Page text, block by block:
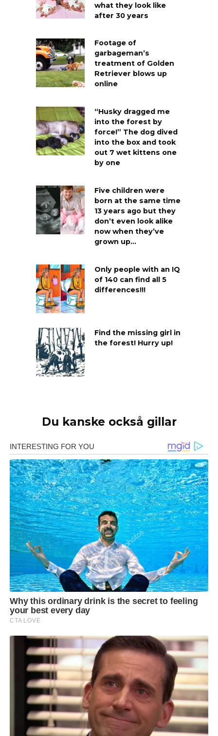
what they look like
after 30 years
Footage of
garbageman’s
treatment of Golden
Retriever blows up
online
“Husky dragged me
into the forest by
force!” The dog dived
into the box and took
out 7 wet kittens one
by one
Five children were
born at the same time
13 years ago but they
don’t even look alike
now when they’ve
grown up…
Only people with an IQ
of 140 can find all 5
differences!!!
Find the missing girl in
the forest! Hurry up!
Du kanske också gillar